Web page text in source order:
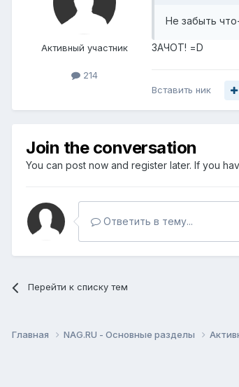
Активный участник
214
Не забыть
ЗАЧОТ! =D
Вставить ник
Join the conversation
You can post now and register later. If you
Ответить в тему...
Перейти к списку тем
Главная NAG.RU - Основные разделы